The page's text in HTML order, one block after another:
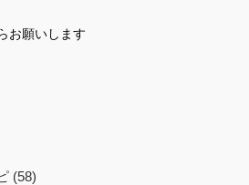
お願いします
(58)